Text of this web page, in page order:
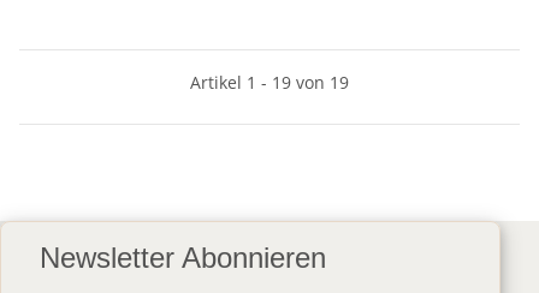
Artikel 1 - 19 von 19
Newsletter Abonnieren